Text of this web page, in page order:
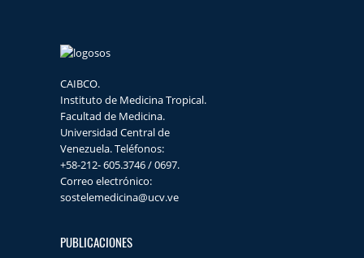
CAIBCO.
Instituto de Medicina Tropical.
Facultad de Medicina.
Universidad Central de
Venezuela. Teléfonos:
+58-212- 605.3746 / 0697.
Correo electrónico:
sostelemedicina@ucv.ve
PUBLICACIONES